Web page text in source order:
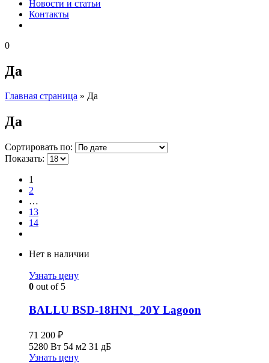
Новости и статьи
Контакты
0
Да
Главная страница » Да
Да
Сортировать по:
Показать:
1
2
…
13
14
Нет в наличии
Узнать цену
0 out of 5
BALLU BSD-18HN1_20Y Lagoon
71 200 ₽
5280 Вт 54 м2 31 дБ
Узнать цену